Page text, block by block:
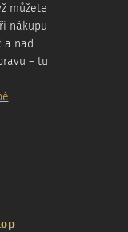
můžete
nákupu
a nad
– tu
.